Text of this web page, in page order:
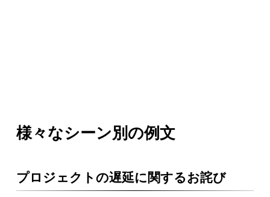
様々なシーン別の例文
プロジェクトの遅延に関するお詫び